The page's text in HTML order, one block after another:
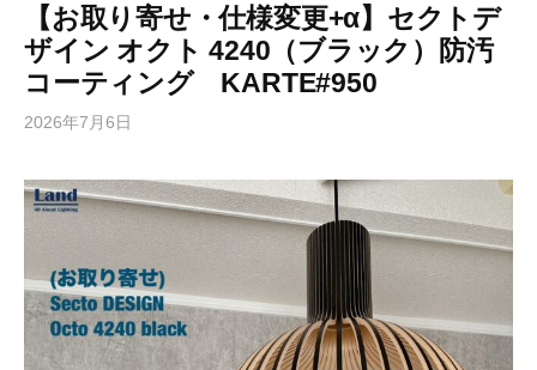
【お取り寄せ・仕様変更+α】セクトデ
ザイン オクト 4240（ブラック）防汚
コーティング KARTE#950
2026年7月6日